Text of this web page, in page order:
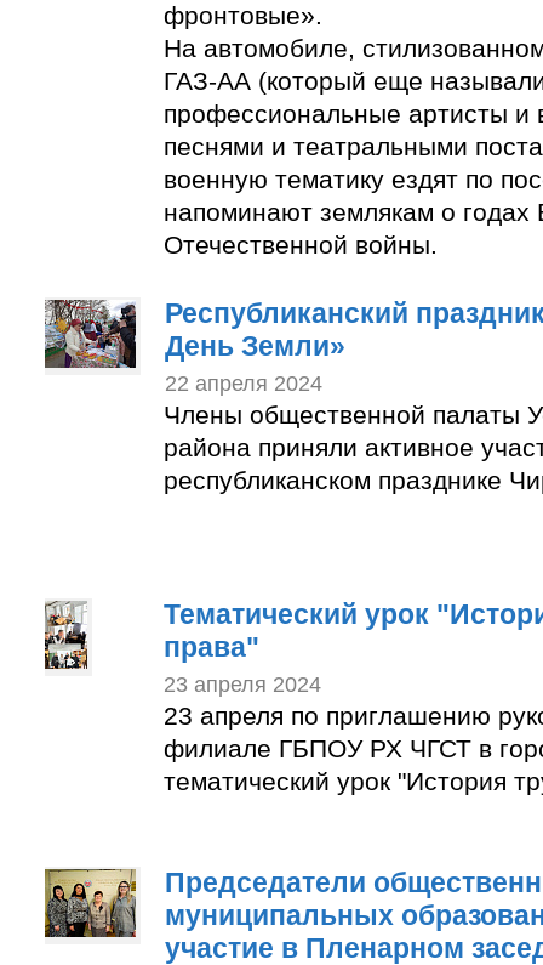
фронтовые».
На автомобиле,
ГАЗ-АА (который еще
профессиональные артисты и
песнями и театральными
военную тематику ездят по
напоминают землякам о годах
Отечественной войны.
Республиканский
День Земли»
22 апреля 2024
Члены общественной палаты
района приняли активное
республиканском празднике
Тематический урок
права"
23 апреля 2024
23 апреля по приглашению
филиале ГБПОУ РХ ЧГСТ в
тематический урок "История
Председатели
муниципальных
участие в Пленарном